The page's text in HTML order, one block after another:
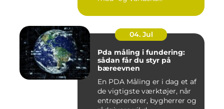
04. Jul
Pda måling i fundering:
sådan får du styr på
bæreevnen
En PDA Måling er i dag et af
de vigtigste værktøjer, når
entreprenører, bygherrer og